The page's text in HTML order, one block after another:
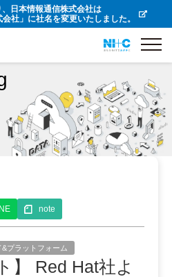
日本情報通信株式会社は
社」に社名を変更いたしました。
note
&プラットフォーム
】 Red Hat社よ